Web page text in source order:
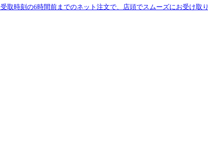
受取時刻の6時間前までのネット注文で、店頭でスムーズにお受け取り